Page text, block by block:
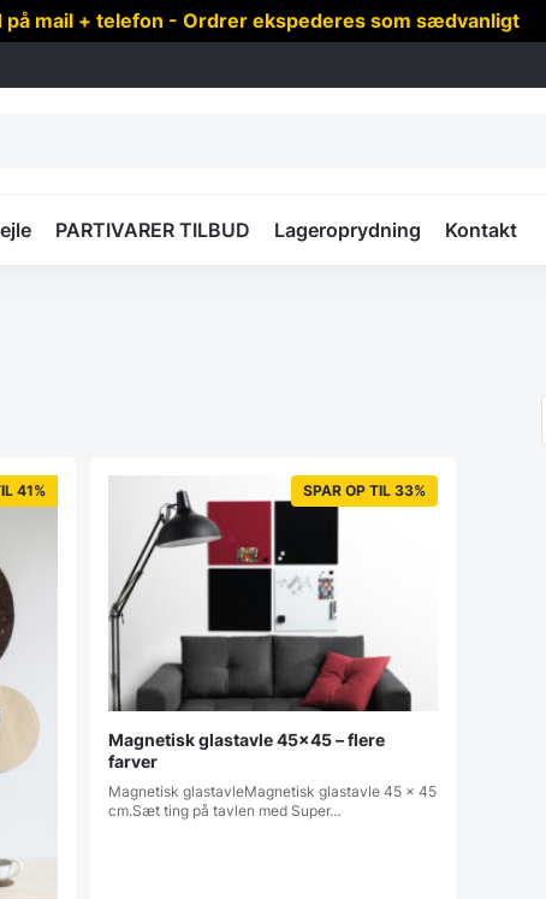
mail + telefon - Ordrer ekspederes som sædvanligt
PARTIVARER TILBUD Lageroprydning Kontakt
41% SPAR OP TIL 33%
Magnetisk glastavle 45×45 – flere
farver
Magnetisk glastavleMagnetisk glastavle 45 x 45
cm.Sæt ting på tavlen med Super…